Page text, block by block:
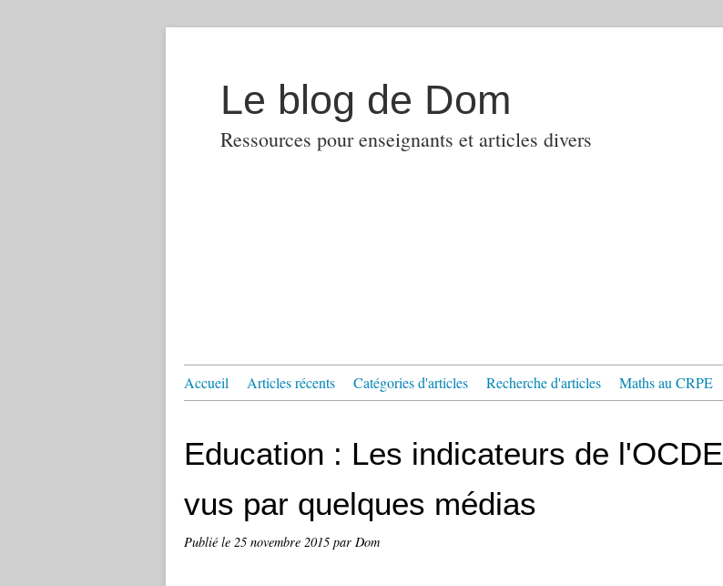
Le blog de Dom
Ressources pour enseignants et articles divers
Accueil Articles récents Catégories d'articles Recherche d'articles Maths au CRPE
Education : Les indicateurs de l'OCDE
vus par quelques médias
Publié le 25 novembre 2015 par Dom